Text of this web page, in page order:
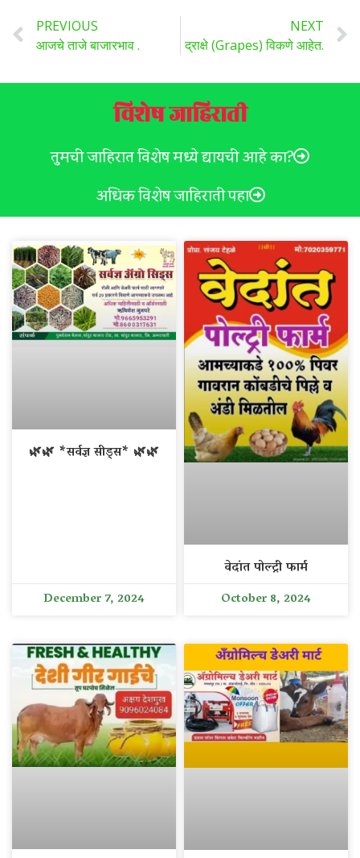
PREVIOUS
आजचे ताजे बाजारभाव .
NEXT
द्राक्षे (Grapes) विकणे आहेत.
विशेष जाहिराती
तुमची जाहिरात विशेष मध्ये द्यायची आहे का?
अधिक विशेष जाहिराती पहा
🌿🌿 *सर्वज्ञ सीड्स* 🌿🌿
December 7, 2024
वेदांत पोल्ट्री फार्म
October 8, 2024